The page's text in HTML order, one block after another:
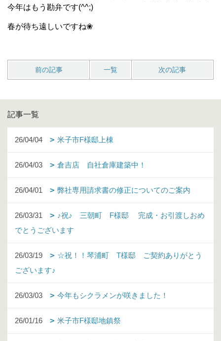
今年はもう勘弁です(^^;)
春が待ち遠しいですね❀
前の記事 一覧 次の記事
記事一覧
26/04/04 米子市F様邸上棟
26/04/03 倉吉店 自社倉庫建築中！
26/04/01 弊社専用請求書の修正についてのご案内
26/03/31
♪祝♪ 三朝町 F様邸 完成・お引渡しおめ
でとうございます
26/03/19
☆祝！！琴浦町 T様邸 ご契約ありがとう
ございます♪
26/03/03 今年もシクラメンが咲きました！
26/01/16 米子市F様邸地鎮祭